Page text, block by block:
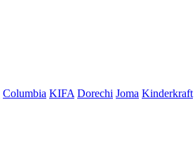
Columbia KIFA Dorechi Joma Kinderkraft